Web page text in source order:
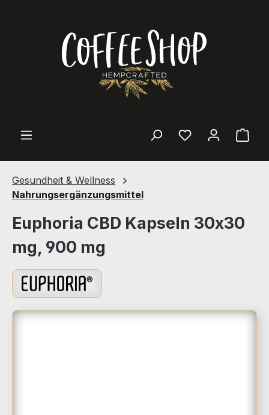
Gesundheit & Wellness
Nahrungsergänzungsmittel
Euphoria CBD Kapseln 30x30
mg, 900 mg
Bildergalerie überspringen